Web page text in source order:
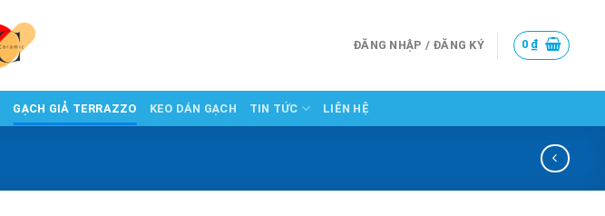
ĐĂNG NHẬP / ĐĂNG KÝ 0 ₫
GẠCH GIẢ TERRAZZO KEO DÁN GẠCH TIN TỨC LIÊN HỆ